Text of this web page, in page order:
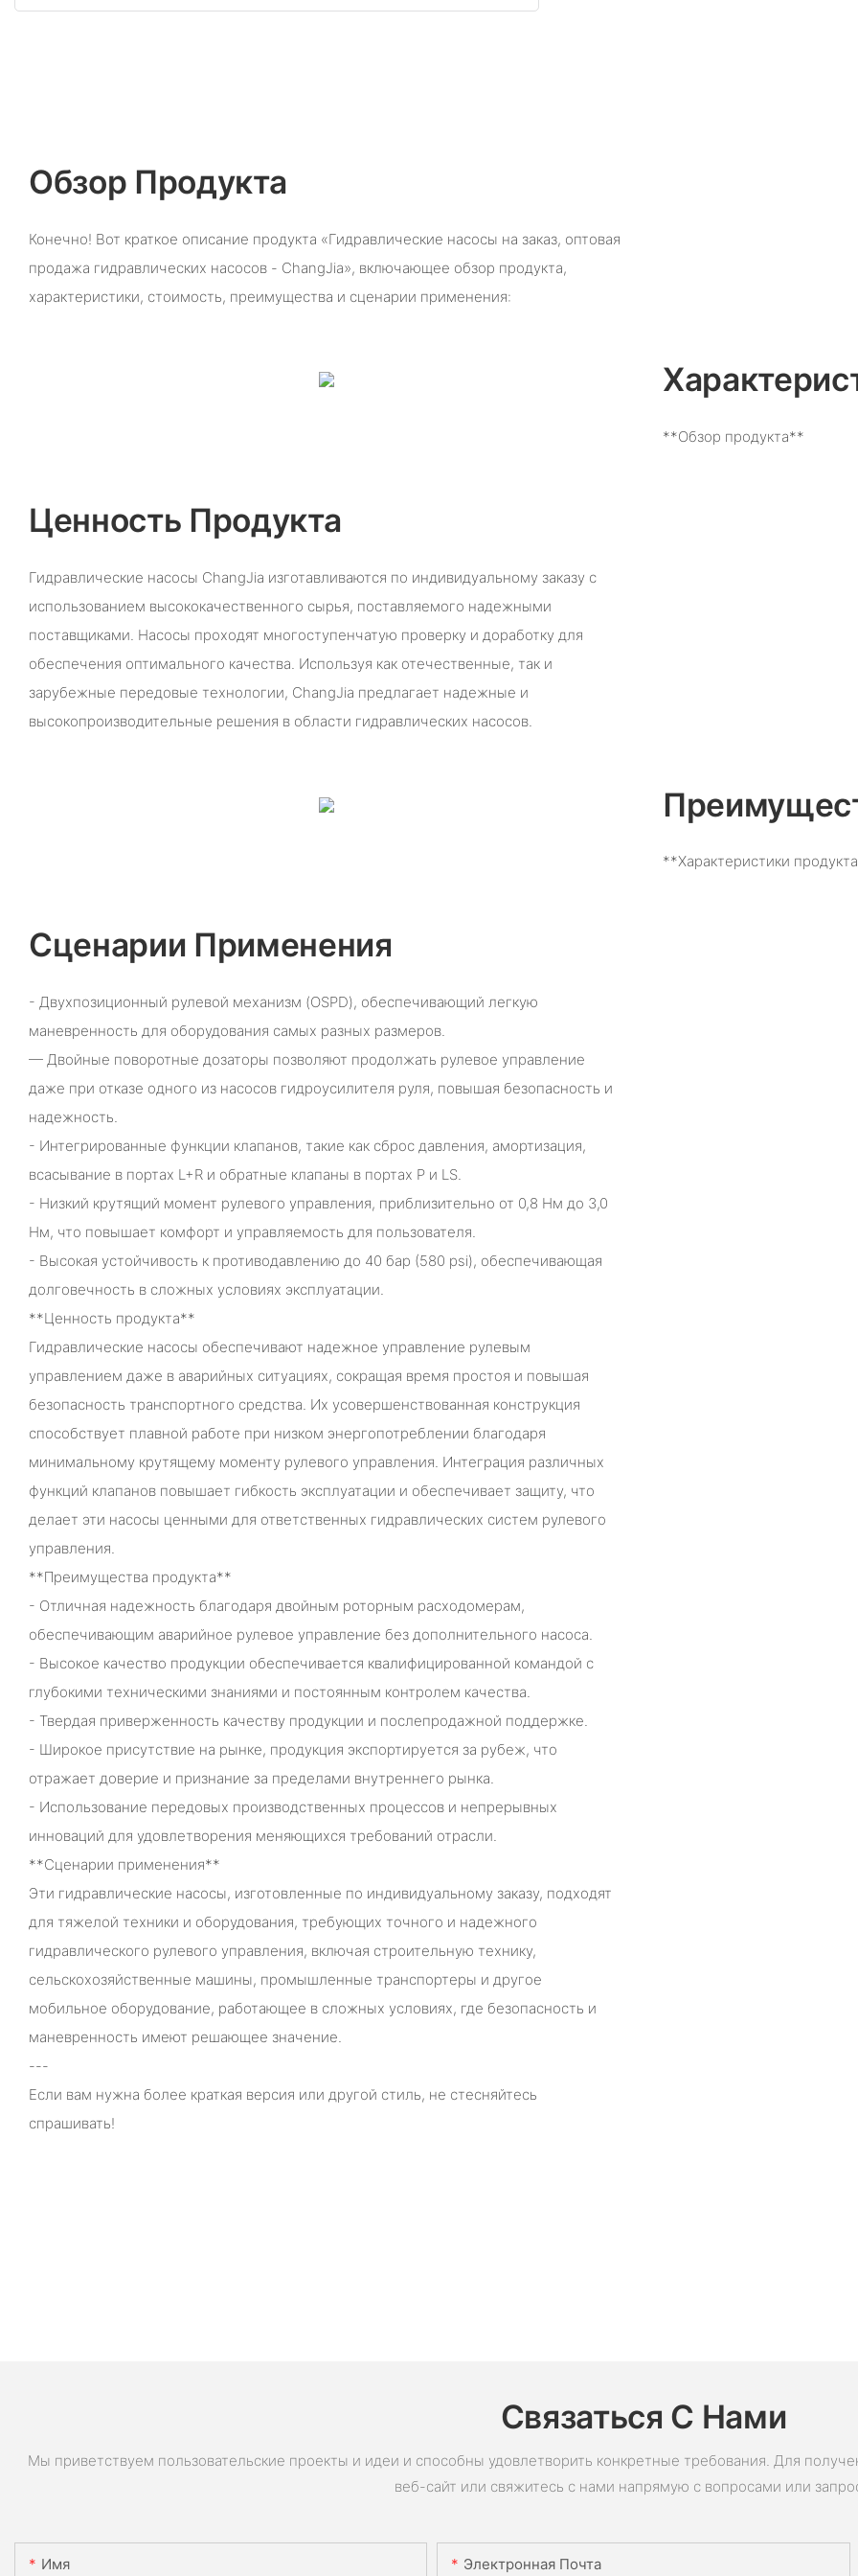
Обзор Продукта
Конечно! Вот краткое описание продукта «Гидравлические насосы на заказ, оптовая
продажа гидравлических насосов - ChangJia», включающее обзор продукта,
характеристики, стоимость, преимущества и сценарии применения:
**Обзор продукта**
Ценность Продукта
Гидравлические насосы ChangJia изготавливаются по индивидуальному заказу с
использованием высококачественного сырья, поставляемого надежными
поставщиками. Насосы проходят многоступенчатую проверку и доработку для
обеспечения оптимального качества. Используя как отечественные, так и
зарубежные передовые технологии, ChangJia предлагает надежные и
высокопроизводительные решения в области гидравлических насосов.
**Характеристики
Сценарии Применения
- Двухпозиционный рулевой механизм (OSPD), обеспечивающий легкую
маневренность для оборудования самых разных размеров.
— Двойные поворотные дозаторы позволяют продолжать рулевое управление
даже при отказе одного из насосов гидроусилителя руля, повышая безопасность и
надежность.
- Интегрированные функции клапанов, такие как сброс давления, амортизация,
всасывание в портах L+R и обратные клапаны в портах P и LS.
- Низкий крутящий момент рулевого управления, приблизительно от 0,8 Нм до 3,0
Нм, что повышает комфорт и управляемость для пользователя.
- Высокая устойчивость к противодавлению до 40 бар (580 psi), обеспечивающая
долговечность в сложных условиях эксплуатации.
**Ценность продукта**
Гидравлические насосы обеспечивают надежное управление рулевым
управлением даже в аварийных ситуациях, сокращая время простоя и повышая
безопасность транспортного средства. Их усовершенствованная конструкция
способствует плавной работе при низком энергопотреблении благодаря
минимальному крутящему моменту рулевого управления. Интеграция различных
функций клапанов повышает гибкость эксплуатации и обеспечивает защиту, что
делает эти насосы ценными для ответственных гидравлических систем рулевого
управления.
**Преимущества продукта**
- Отличная надежность благодаря двойным роторным расходомерам,
обеспечивающим аварийное рулевое управление без дополнительного насоса.
- Высокое качество продукции обеспечивается квалифицированной командой с
глубокими техническими знаниями и постоянным контролем качества.
- Твердая приверженность качеству продукции и послепродажной поддержке.
- Широкое присутствие на рынке, продукция экспортируется за рубеж, что
отражает доверие и признание за пределами внутреннего рынка.
- Использование передовых производственных процессов и непрерывных
инноваций для удовлетворения меняющихся требований отрасли.
**Сценарии применения**
Эти гидравлические насосы, изготовленные по индивидуальному заказу, подходят
для тяжелой техники и оборудования, требующих точного и надежного
гидравлического рулевого управления, включая строительную технику,
сельскохозяйственные машины, промышленные транспортеры и другое
мобильное оборудование, работающее в сложных условиях, где безопасность и
маневренность имеют решающее значение.
---
Если вам нужна более краткая версия или другой стиль, не стесняйтесь
спрашивать!
Связаться С Нами
Мы приветствуем пользовательские проекты и идеи и способны удовлетворить конкретные требования. Для
веб-сайт или свяжитесь с нами напрямую с вопросами или
Имя Электронная Почта